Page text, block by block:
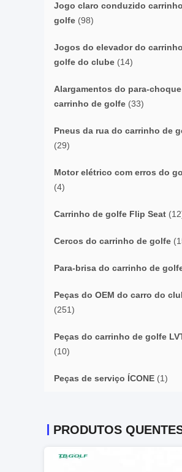
Jogo claro conduzido
golfe (98)
Jogos do elevador do
golfe do clube (14)
Alargamentos do para-
carrinho de golfe (33)
Pneus da rua do carrinho de
(29)
Motor elétrico com erros do
(4)
Carrinho de golfe Flip Seat
Cercos do carrinho de golfe
Para-brisa do carrinho de
Peças do OEM do carro do
(251)
Peças do carrinho de golfe
(10)
Peças de serviço ÍCONE (1)
PRODUTOS